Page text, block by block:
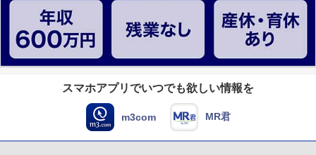
スマホアプリでいつでも欲しい情報を
m3com MR君